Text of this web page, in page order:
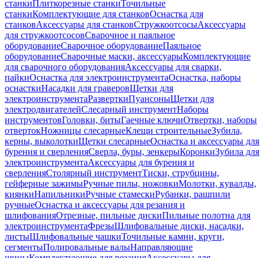
станкиПлиткорезные станкиТочильные
станкиКомплектующие для станковОснастка для
станковАксессуары для станковСтружкоотсосыАксессуары
для стружкоотсосовСварочное и паяльное
оборудованиеСварочное оборудованиеПаяльное
оборудованиеСварочные маски, аксессуарыКомплектующие
для сварочного оборудованияАксессуары для сварки,
пайкиОснастка для электроинструментаОснастка, наборы
оснасткиНасадки для граверовЩетки для
электроинструментаРазверткиПуансоныЩетки для
электродвигателейСлесарный инструментНаборы
инструментовГоловки, битыГаечные ключиОтвертки, наборы
отвертокНожницы слесарныеКлещи строительныеЗубила,
керны, выколоткиЩетки слесарныеОснастка и аксессуары для
бурения и сверленияСверла, буры, зенкерыКоронкиЗубила для
электроинструментаАксессуары для бурения и
сверленияСтолярный инструментТиски, струбцины,
гейферные зажимыРучные пилы, ножовкиМолотки, кувалды,
киянкиНапильникиРучные стамескиРубанки, рашпили
ручныеОснастка и аксессуары для резания и
шлифованияОтрезные, пильные дискиПильные полотна для
электроинструментаФрезыШлифовальные диски, насадки,
листыШлифовальные чашкиТочильные камни, круги,
сегментыПолировальные валыНаправляющие